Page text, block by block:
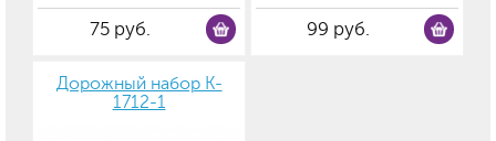
75 руб. 99 руб.
Дорожный набор K-
1712-1